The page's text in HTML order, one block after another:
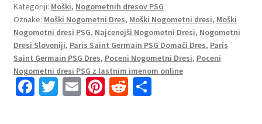
Paris
Saint-
Germain
PSG
Domači
2023
Kratek
Kategoriji: Moški, Nogometnih dresov PSG
Oznake: Moški Nogometni Dres, Moški Nogometni dresi, Moški
Nogometni dresi PSG, Najcenejši Nogometni Dresi, Nogometni
Dresi Sloveniji, Paris Saint Germain PSG Domači Dres, Paris
Saint Germain PSG Dres, Poceni Nogometni Dresi, Poceni
Nogometni dresi PSG z lastnim imenom online
Fa T E Pi R S